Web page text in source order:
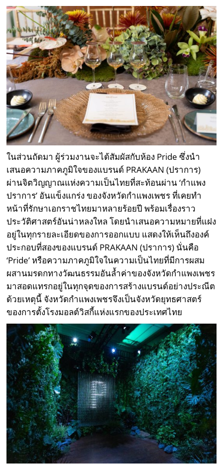
ในส่วนถัดมา ผู้ร่วมงานจะได้สัมผัสกับห้อง Pride ซึ่งนำ
เสนอความภาคภูมิใจของแบรนด์ PRAKAAN (ปราการ)
ผ่านจิตวิญญาณแห่งความเป็นไทยที่สะท้อนผ่าน ‘กำแพง
ปราการ’ อันแข็งแกร่ง ของจังหวัดกำแพงเพชร ที่เคยทำ
หน้าที่รักษาเอกราชไทยมาหลายร้อยปี พร้อมเรื่องราว
ประวัติศาสตร์อันน่าหลงใหล โดยนำเสนอความหมายที่แฝง
อยู่ในทุกรายละเอียดของการออกแบบ แสดงให้เห็นถึงองค์
ประกอบที่สองของแบรนด์ PRAKAAN (ปราการ) นั่นคือ
‘Pride’ หรือความภาคภูมิใจในความเป็นไทยที่มีการผสม
ผสานมรดกทางวัฒนธรรมอันล้ำค่าของจังหวัดกำแพงเพชร
มาสอดแทรกอยู่ในทุกจุดของการสร้างแบรนด์อย่างประณีต
ด้วยเหตุนี้ จังหวัดกำแพงเพชรจึงเป็นจังหวัดยุทธศาสตร์
ของการตั้งโรงมอลต์วิสกี้แห่งแรกของประเทศไทย